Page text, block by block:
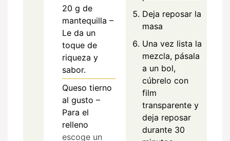
20 g de
mantequilla –
Le da un
toque de
riqueza y
sabor.
Queso tierno
al gusto –
Para el
relleno
escoge un
Deja reposar la
masa
Una vez lista la
mezcla, pásala
a un bol,
cúbrelo con
film
transparente y
deja reposar
durante 30